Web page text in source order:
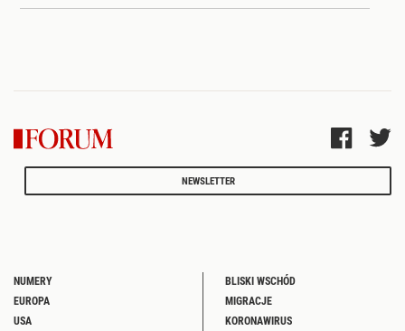
NEWSLETTER
NUMERY
EUROPA
USA
BLISKI WSCHÓD
MIGRACJE
KORONAWIRUS